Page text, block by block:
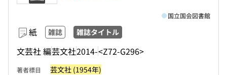
紙 雑誌 雑誌タイトル
文芸社 編芸文社2014-<Z72-G296>
国立国会図書館
著者標目 芸文社 (1954年)